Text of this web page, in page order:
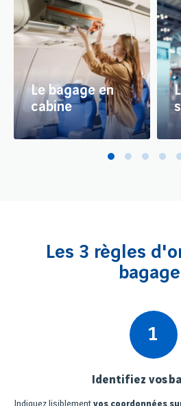
Le bagage en
cabine
Poids, contenu…
Préparez votre bagage
en toute simplicité !
Les 3 règles
1
Identifiez vos
Indiquez lisiblement vos coordonnées